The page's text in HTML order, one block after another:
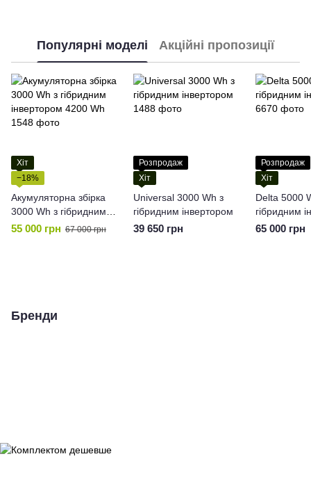
Популярні моделі Акційні пропозиції
Хіт
−18%
Акумуляторна збірка
3000 Wh з гібридним
інвертором 4200 Wh
55 000 грн 67 000 грн
Розпродаж
Хіт
Universal 3000 Wh з
гібридним інвертором
39 650 грн
Розпродаж
Хіт
Delta 5000
гібридним
65 000 грн
Бренди